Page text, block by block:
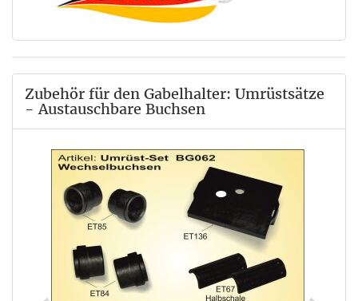
Zubehör für den Gabelhalter: Umrüstsätze
- Austauschbare Buchsen